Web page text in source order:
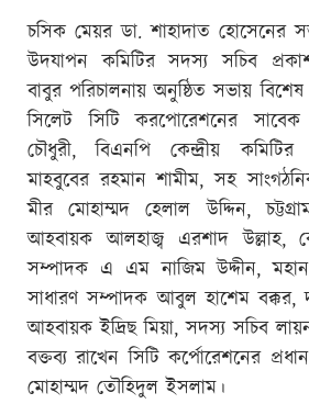
চসিক মেয়র ডা. শাহাদাত হোসেনের
উদযাপন কমিটির সদস্য সচিব
বাবুর পরিচালনায় অনুষ্ঠিত সভায়
সিলেট সিটি করপোরেশনের
চৌধুরী, বিএনপি কেন্দ্রীয়
মাহবুবের রহমান শামীম, সহ
মীর মোহাম্মদ হেলাল উদ্দিন,
আহবায়ক আলহাজ্ব এরশাদ উল্লাহ,
সম্পাদক এ এম নাজিম উদ্দীন,
সাধারণ সম্পাদক আবুল হাশেম বক্কর,
আহবায়ক ইদ্রিছ মিয়া, সদস্য সচিব
বক্তব্য রাখেন সিটি কর্পোরেশনের
মোহাম্মদ তৌহিদুল ইসলাম।